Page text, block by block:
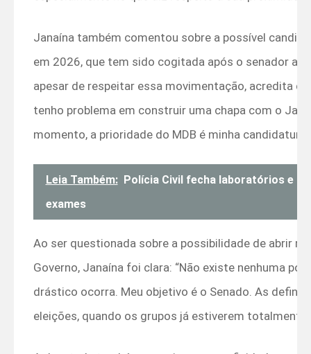
Janaína também comentou sobre a possível
em 2026, que tem sido cogitada após o senador
apesar de respeitar essa movimentação, acredita
tenho problema em construir uma chapa com o
momento, a prioridade do MDB é minha candidatura
Leia Também: Polícia Civil fecha laboratórios e
exames
Ao ser questionada sobre a possibilidade de abrir
Governo, Janaína foi clara: “Não existe nenhuma
drástico ocorra. Meu objetivo é o Senado. As
eleições, quando os grupos já estiverem totalmente